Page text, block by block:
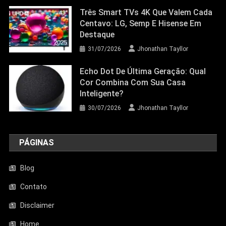
Três Smart TVs 4K Que Valem Cada
Centavo: LG, Semp E Hisense Em
Destaque
31/07/2026 Jhonathan Tayllor
Echo Dot De Última Geração: Qual
Cor Combina Com Sua Casa
Inteligente?
30/07/2026 Jhonathan Tayllor
PÁGINAS
Blog
Contato
Disclaimer
Home